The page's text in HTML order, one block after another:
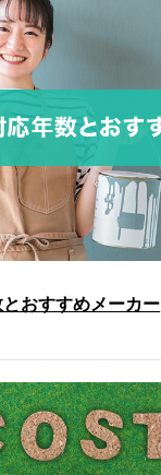
おすすめメーカー